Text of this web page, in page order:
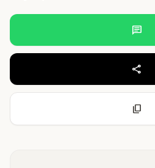
chat
share
content_copy